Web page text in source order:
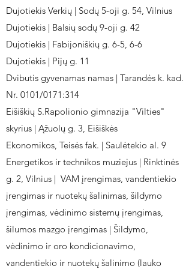
Dujotiekis Verkių | Sodų 5-oji g. 54, Vilnius
Dujotiekis | Balsių sodų 9-oji g. 42
Dujotiekis | Fabijoniškių g. 6-5, 6-6
Dujotiekis | Pijų g. 11
Dvibutis gyvenamas namas | Tarandės k. kad.
Nr. 0101/0171:314
Eišiškių S.Rapolionio gimnazija "Vilties"
skyrius | Ąžuolų g. 3, Eišiškės
Ekonomikos, Teisės fak. | Saulėtekio al. 9
Energetikos ir technikos muziejus | Rinktinės
g. 2, Vilnius | VAM įrengimas, vandentiekio
įrengimas ir nuotekų šalinimas, šildymo
įrengimas, vėdinimo sistemų įrengimas,
šilumos mazgo įrengimas | Šildymo,
vėdinimo ir oro kondicionavimo,
vandentiekio ir nuotekų šalinimo (lauko